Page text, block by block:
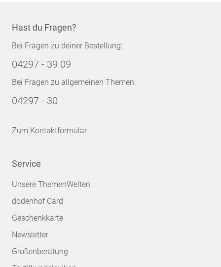
Hast du Fragen?
Bei Fragen zu deiner Bestellung:
04297 - 39 09
Bei Fragen zu allgemeinen Themen:
04297 - 30
Zum Kontaktformular
Service
Unsere ThemenWelten
dodenhof Card
Geschenkkarte
Newsletter
Größenberatung